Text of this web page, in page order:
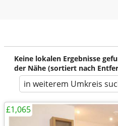
Keine lokalen Ergebnisse
der Nähe (sortiert nach
in weiterem Umkreis
£1,065